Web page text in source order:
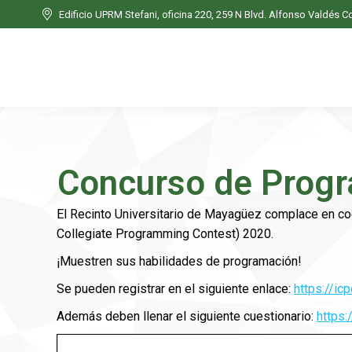
Edificio UPRM Stefani, oficina 220, 259 N Blvd. Alfonso Valdés
Concurso de
El Recinto Universitario de Mayagüez complace en
Collegiate Programming Contest) 2020.
¡Muestren sus habilidades de programación!
Se pueden registrar en el siguiente enlace: https://
Además deben llenar el siguiente cuestionario:
Edificio UPRM Stefani, oficina 220, 259 N Blvd. Alfonso Valdés